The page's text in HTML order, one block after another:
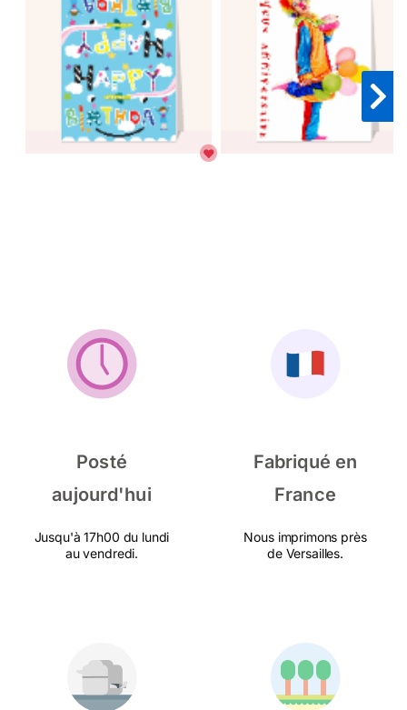
Posté
aujourd'hui
Jusqu'à 17h00 du lundi
au vendredi.
Fabriqué en
France
Nous imprimons près
de Versailles.